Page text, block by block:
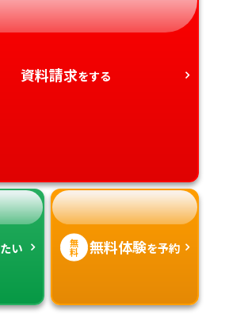
静岡県
愛知県
和歌山県
徳島県
香川県
大分県
宮崎県
資料請求をする
い 無
料 無料体験を予約